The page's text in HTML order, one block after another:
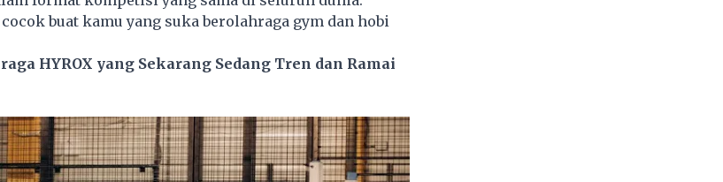
buat kamu yang suka berolahraga gym dan hobi
HYROX yang Sekarang Sedang Tren dan Ramai